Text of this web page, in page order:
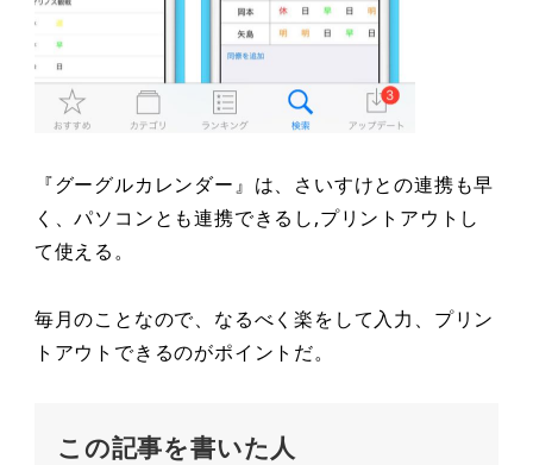
『グーグルカレンダー』は、さいすけとの連携も早
く、パソコンとも連携できるし,プリントアウトし
て使える。
毎月のことなので、なるべく楽をして入力、プリン
トアウトできるのがポイントだ。
この記事を書いた人